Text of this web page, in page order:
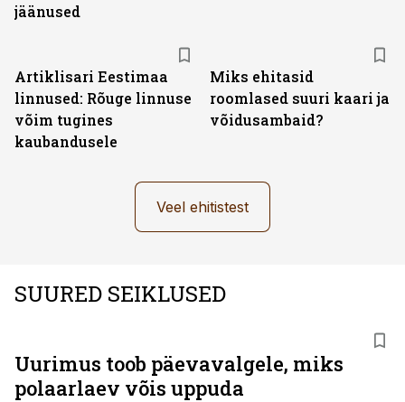
jäänused
Artiklisari Eestimaa
linnused: Rõuge linnuse
võim tugines
kaubandusele
Miks ehitasid
roomlased suuri kaari ja
võidusambaid?
Veel ehitistest
SUURED SEIKLUSED
Uurimus toob päevavalgele, miks
polaarlaev võis uppuda